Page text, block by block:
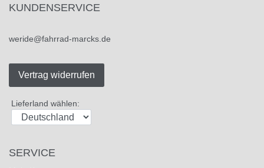
KUNDENSERVICE
weride@fahrrad-marcks.de
Vertrag widerrufen
Lieferland wählen:
SERVICE